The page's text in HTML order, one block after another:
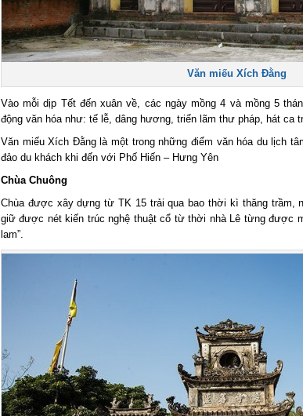
Văn miếu Xích Đằng
Vào mỗi dịp Tết đến xuân về, các ngày mồng 4 và mồng 5
động văn hóa như: tế lễ, dâng hương, triển lãm thư pháp, hát ca
Văn miếu Xích Đằng là một trong những điểm văn hóa du lịch
đảo du khách khi đến với Phố Hiến – Hưng Yên
Chùa Chuông
Chùa được xây dựng từ TK 15 trải qua bao thời kì thăng trầm,
giữ được nét kiến trúc nghệ thuật cổ từ thời nhà Lê từng được
lam”.